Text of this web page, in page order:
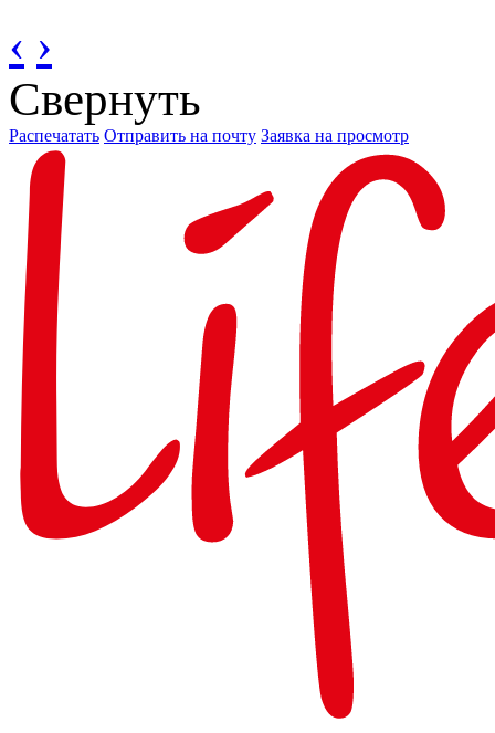
‹ ›
Свернуть
Распечатать Отправить на почту Заявка на просмотр